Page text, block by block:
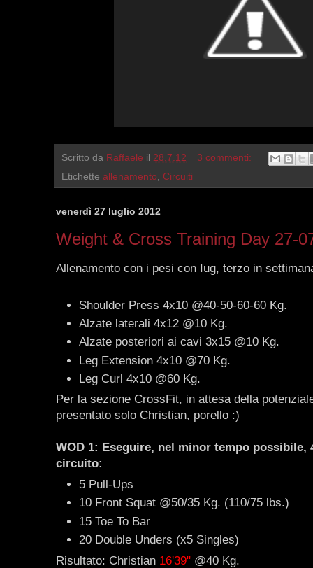
Scritto da Raffaele il 28.7.12
3 commenti:
Etichette allenamento Circuiti
venerdì 27 luglio 2012
Weight & Cross Training Day 27-
Allenamento con i pesi con Iug, terzo in
Shoulder Press 4x10 @40-50-60-60 Kg.
Alzate laterali 4x12 @10 Kg.
Alzate posteriori ai cavi 3x15 @10 Kg.
Leg Extension 4x10 @70 Kg.
Leg Curl 4x10 @60 Kg.
Per la sezione CrossFit, in attesa della
presentato solo Christian, porello :)
WOD 1: Eseguire, nel minor tempo possibile,
circuito:
5 Pull-Ups
10 Front Squat @50/35 Kg. (110/75 lbs.)
15 Toe To Bar
20 Double Unders (x5 Singles)
Risultato: Christian 16'39" @40 Kg.